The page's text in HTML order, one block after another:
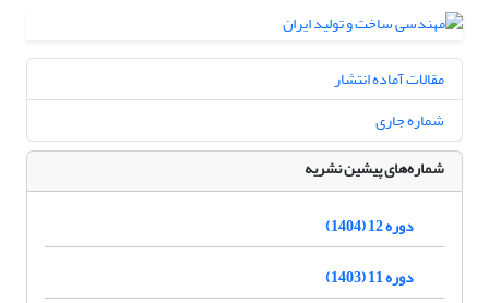
مقالات آماده انتشار
شماره جاری
شماره‌های پیشین نشریه
دوره 12 (1404)
دوره 11 (1403)